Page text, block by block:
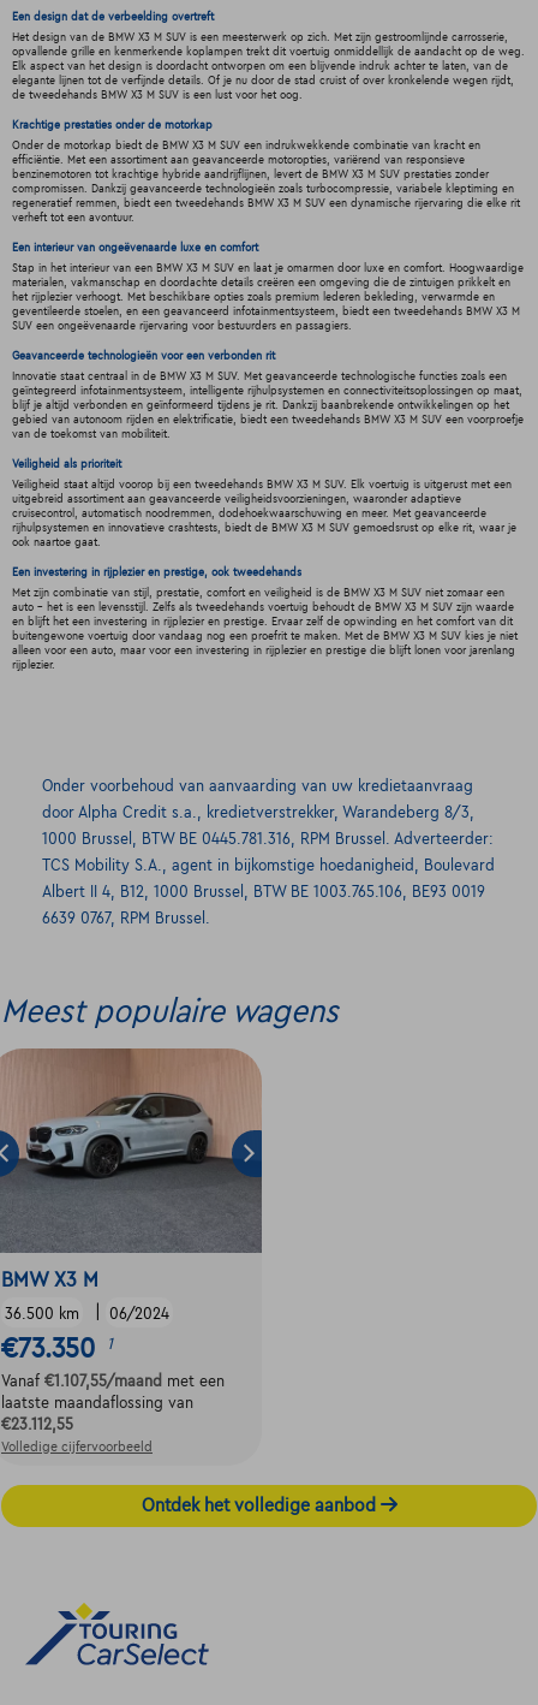
Een design dat de verbeelding overtreft
Het design van de BMW X3 M SUV is een meesterwerk op zich. Met zijn gestroomlijnde carrosserie,
opvallende grille en kenmerkende koplampen trekt dit voertuig onmiddellijk de aandacht op de weg.
Elk aspect van het design is doordacht ontworpen om een blijvende indruk achter te laten, van de
elegante lijnen tot de verfijnde details. Of je nu door de stad cruist of over kronkelende wegen rijdt,
de tweedehands BMW X3 M SUV is een lust voor het oog.
Krachtige prestaties onder de motorkap
Onder de motorkap biedt de BMW X3 M SUV een indrukwekkende combinatie van kracht en
efficiëntie. Met een assortiment aan geavanceerde motoropties, variërend van responsieve
benzinemotoren tot krachtige hybride aandrijflijnen, levert de BMW X3 M SUV prestaties zonder
compromissen. Dankzij geavanceerde technologieën zoals turbocompressie, variabele kleptiming en
regeneratief remmen, biedt een tweedehands BMW X3 M SUV een dynamische rijervaring die elke rit
verheft tot een avontuur.
Een interieur van ongeëvenaarde luxe en comfort
Stap in het interieur van een BMW X3 M SUV en laat je omarmen door luxe en comfort. Hoogwaardige
materialen, vakmanschap en doordachte details creëren een omgeving die de zintuigen prikkelt en
het rijplezier verhoogt. Met beschikbare opties zoals premium lederen bekleding, verwarmde en
geventileerde stoelen, en een geavanceerd infotainmentsysteem, biedt een tweedehands BMW X3 M
SUV een ongeëvenaarde rijervaring voor bestuurders en passagiers.
Geavanceerde technologieën voor een verbonden rit
Innovatie staat centraal in de BMW X3 M SUV. Met geavanceerde technologische functies zoals een
geïntegreerd infotainmentsysteem, intelligente rijhulpsystemen en connectiviteitsoplossingen op maat,
blijf je altijd verbonden en geïnformeerd tijdens je rit. Dankzij baanbrekende ontwikkelingen op het
gebied van autonoom rijden en elektrificatie, biedt een tweedehands BMW X3 M SUV een voorproefje
van de toekomst van mobiliteit.
Veiligheid als prioriteit
Veiligheid staat altijd voorop bij een tweedehands BMW X3 M SUV. Elk voertuig is uitgerust met een
uitgebreid assortiment aan geavanceerde veiligheidsvoorzieningen, waaronder adaptieve
cruisecontrol, automatisch noodremmen, dodehoekwaarschuwing en meer. Met geavanceerde
rijhulpsystemen en innovatieve crashtests, biedt de BMW X3 M SUV gemoedsrust op elke rit, waar je
ook naartoe gaat.
Een investering in rijplezier en prestige, ook tweedehands
Met zijn combinatie van stijl, prestatie, comfort en veiligheid is de BMW X3 M SUV niet zomaar een
auto - het is een levensstijl. Zelfs als tweedehands voertuig behoudt de BMW X3 M SUV zijn waarde
en blijft het een investering in rijplezier en prestige. Ervaar zelf de opwinding en het comfort van dit
buitengewone voertuig door vandaag nog een proefrit te maken. Met de BMW X3 M SUV kies je niet
alleen voor een auto, maar voor een investering in rijplezier en prestige die blijft lonen voor jarenlang
rijplezier.
Onder voorbehoud van aanvaarding van uw kredietaanvraag
door Alpha Credit s.a., kredietverstrekker, Warandeberg 8/3,
1000 Brussel, BTW BE 0445.781.316, RPM Brussel. Adverteerder:
TCS Mobility S.A., agent in bijkomstige hoedanigheid, Boulevard
Albert II 4, B12, 1000 Brussel, BTW BE 1003.765.106, BE93 0019
6639 0767, RPM Brussel.
Meest populaire wagens
BMW X3 M
36.500 km 06/2024
€73.350 1
Vanaf €1.107,55/maand met een
laatste maandaflossing van
€23.112,55
Volledige cijfervoorbeeld
Ontdek het volledige aanbod